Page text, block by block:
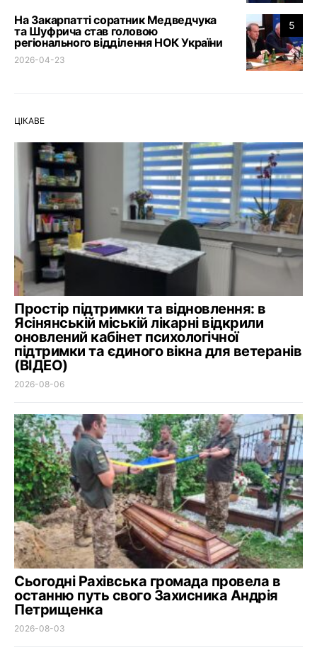
5
На Закарпатті соратник Медведчука
та Шуфрича став головою
регіонального відділення НОК України
2026-04-23
ЦІКАВЕ
Простір підтримки та відновлення: в
Ясінянській міській лікарні відкрили
оновлений кабінет психологічної
підтримки та єдиного вікна для ветеранів
(ВІДЕО)
2026-08-06
Сьогодні Рахівська громада провела в
останню путь свого Захисника Андрія
Петрищенка
2026-08-03